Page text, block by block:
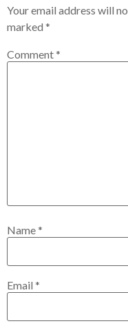
Your email address will
marked *
Comment*
Name*
Email *